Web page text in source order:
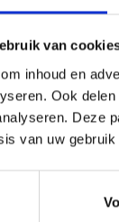
van
inhoud en
Ook
Deze
van uw